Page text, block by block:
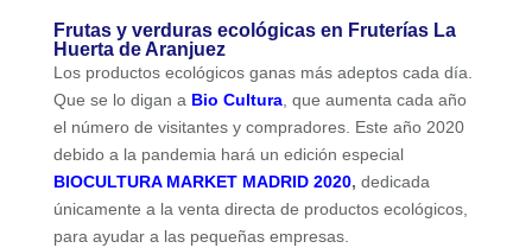
Frutas y verduras ecológicas en Fruterías La
Huerta de Aranjuez
Los productos ecológicos ganas más adeptos cada día.
Que se lo digan a Bio Cultura, que aumenta cada año
el número de visitantes y compradores. Este año 2020
debido a la pandemia hará un edición especial
BIOCULTURA MARKET MADRID 2020, dedicada
únicamente a la venta directa de productos ecológicos,
para ayudar a las pequeñas empresas.